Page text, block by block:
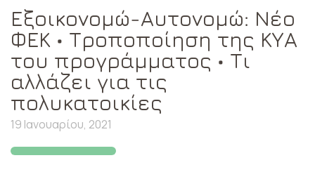
Εξοικονομώ-Αυτονομώ: Νέο
ΦΕΚ • Τροποποίηση της ΚΥΑ
του προγράμματος • Τι
αλλάζει για τις
πολυκατοικίες
19 Ιανουαρίου, 2021